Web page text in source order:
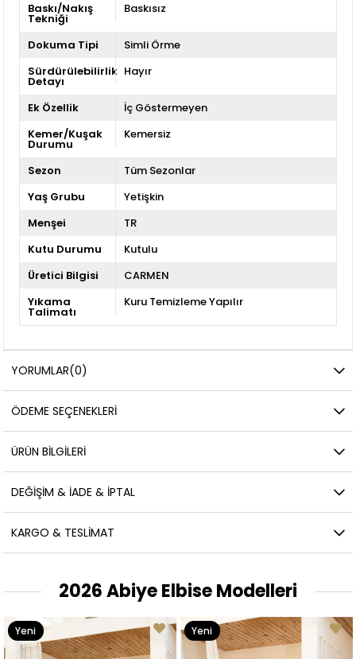
Baskı/Nakış
Tekniği
Baskısız
Dokuma Tipi
Simli Örme
Sürdürülebilirlik
Detayı
Hayır
Ek Özellik
İç Göstermeyen
Kemer/Kuşak
Durumu
Kemersiz
Sezon
Tüm Sezonlar
Yaş Grubu
Yetişkin
Menşei
TR
Kutu Durumu
Kutulu
Üretici Bilgisi
CARMEN
Yıkama
Talimatı
Kuru Temizleme Yapılır
YORUMLAR(0)
ÖDEME SEÇENEKLERI
ÜRÜN BILGILERI
DEĞIŞIM & İADE & İPTAL
KARGO & TESLIMAT
2026 Abiye Elbise Modelleri
Yeni
Ürün
Yeni
Ürün